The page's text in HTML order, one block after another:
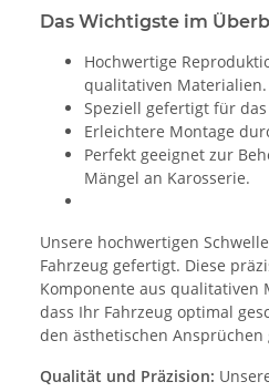
Das Wichtigste im
Hochwertige
qualitativen Materialien.
Speziell gefertigt für das
Erleichtere Montage
Perfekt geeignet zur
Mängel an Karosserie.
Unsere hochwertigen
Fahrzeug gefertigt. Diese
Komponente aus qualitativen
dass Ihr Fahrzeug optimal
den ästhetischen
Qualität und Präzision: